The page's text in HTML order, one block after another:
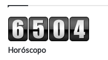
Horóscopo